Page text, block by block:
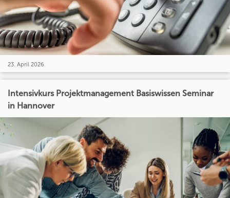
23. April 2026
Intensivkurs Projektmanagement Basiswissen Seminar
in Hannover